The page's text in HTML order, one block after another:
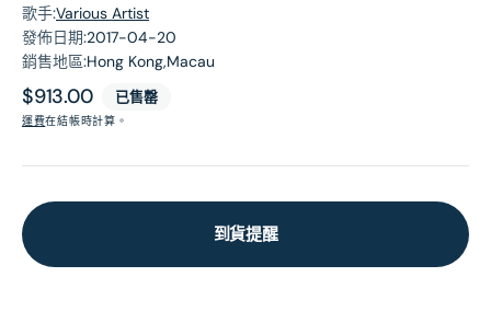
歌手:Various Artist
發佈日期:2017-04-20
銷售地區:Hong Kong,Macau
原
價
$913.00 已售罄
運費在結帳時計算。
到貨提醒